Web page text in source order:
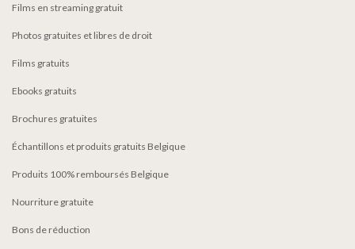
Films en streaming gratuit
Photos gratuites et libres de droit
Films gratuits
Ebooks gratuits
Brochures gratuites
Échantillons et produits gratuits Belgique
Produits 100% remboursés Belgique
Nourriture gratuite
Bons de réduction